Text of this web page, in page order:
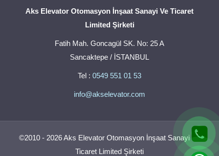
Aks Elevator Otomasyon İnşaat Sanayi Ve Ticaret
Limited Şirketi
Fatih Mah. Goncagül SK. No: 25 A
Sancaktepe / İSTANBUL
Tel : 0549 551 01 53
info@akselevator.com
©2010 - 2026 Aks Elevator Otomasyon İnşaat Sanayi Ve
Ticaret Limited Şirketi